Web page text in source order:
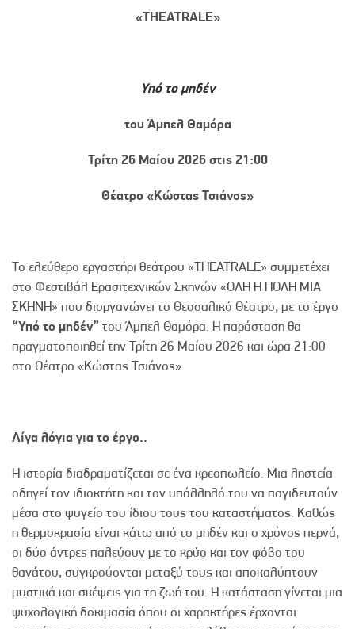
«THEATRALE»
Υπό το μηδέν
του Άμπελ Θαμόρα
Τρίτη 26 Μαίου 2026 στις 21:00
Θέατρο «Κώστας Τσιάνος»
Το ελεύθερο εργαστήρι θεάτρου «THEATRALE» συμμετέχει
στο Φεστιβάλ Ερασιτεχνικών Σκηνών «ΟΛΗ Η ΠΟΛΗ ΜΙΑ
ΣΚΗΝΗ» που διοργανώνει το Θεσσαλικό Θέατρο, με το έργο
“Υπό το μηδέν” του Άμπελ Θαμόρα. Η παράσταση θα
πραγματοποιηθεί την Τρίτη 26 Μαίου 2026 και ώρα 21:00
στο Θέατρο «Κώστας Τσιάνος».
Λίγα λόγια για το έργο..
Η ιστορία διαδραματίζεται σε ένα κρεοπωλείο. Μια ληστεία
οδηγεί τον ιδιοκτήτη και τον υπάλληλό του να παγιδευτούν
μέσα στο ψυγείο του ίδιου τους του καταστήματος. Καθώς
η θερμοκρασία είναι κάτω από το μηδέν και ο χρόνος περνά,
οι δύο άντρες παλεύουν με το κρύο και τον φόβο του
θανάτου, συγκρούονται μεταξύ τους και αποκαλύπτουν
μυστικά και σκέψεις για τη ζωή του. Η κατάσταση γίνεται μια
ψυχολογική δοκιμασία όπου οι χαρακτήρες έρχονται